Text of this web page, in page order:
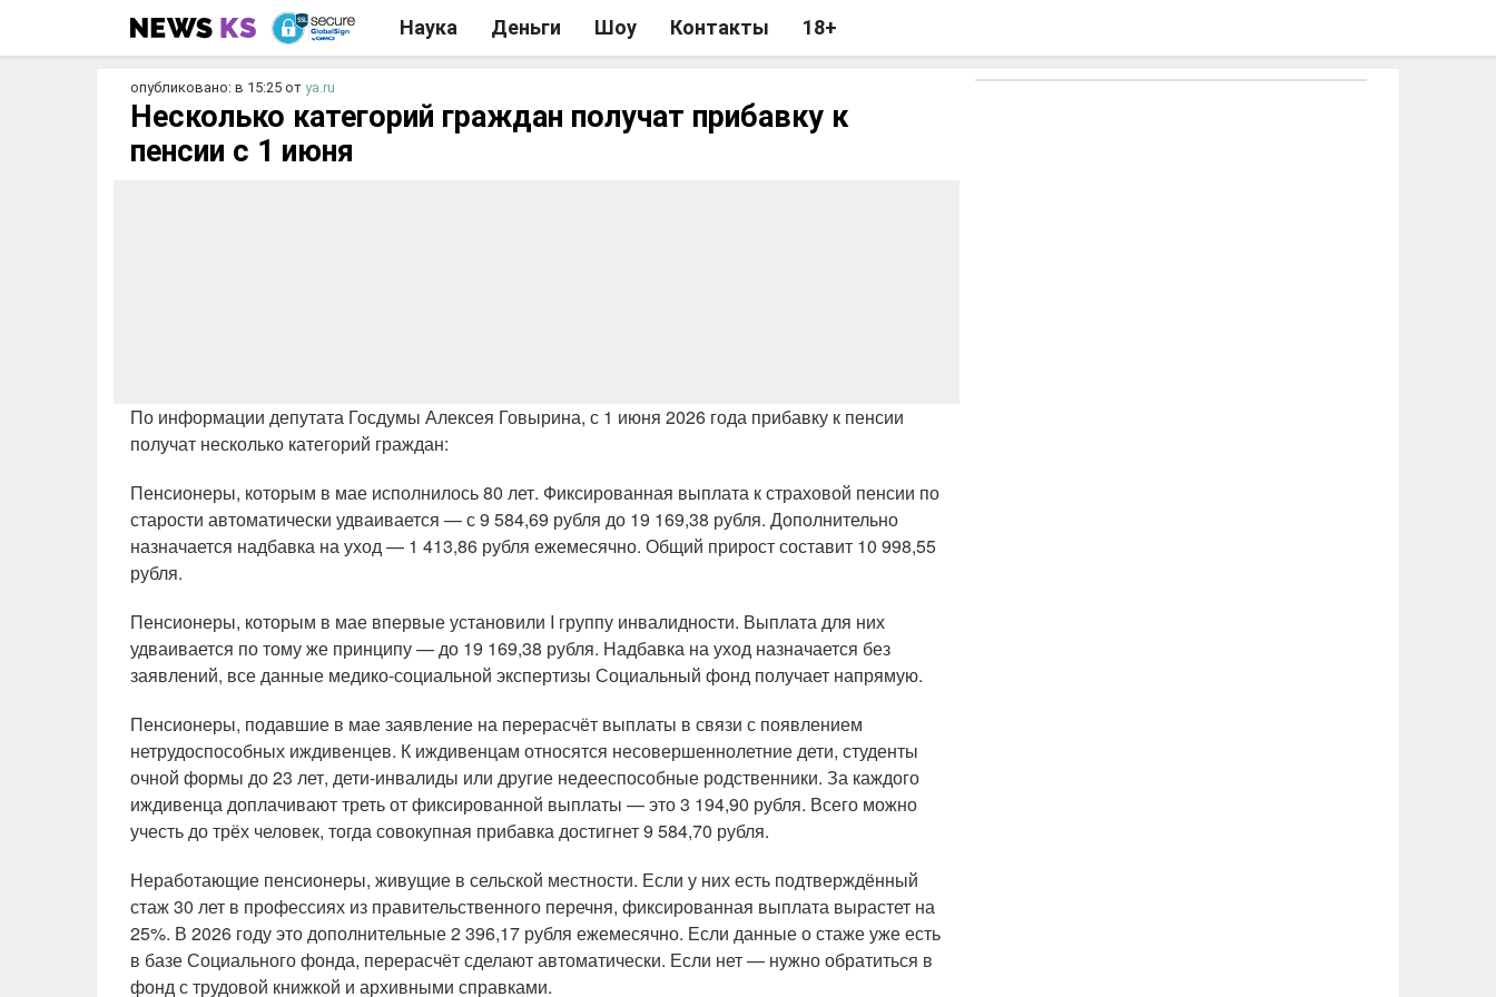
Наука Деньги Шоу Контакты 18+
опубликовано: в 15:25 от ya.ru
Несколько категорий граждан получат прибавку к
пенсии с 1 июня
По информации депутата Госдумы Алексея Говырина, с 1 июня 2026 года прибавку к пенсии
получат несколько категорий граждан:
Пенсионеры, которым в мае исполнилось 80 лет. Фиксированная выплата к страховой пенсии по
старости автоматически удваивается — с 9 584,69 рубля до 19 169,38 рубля. Дополнительно
назначается надбавка на уход — 1 413,86 рубля ежемесячно. Общий прирост составит 10 998,55
рубля.
Пенсионеры, которым в мае впервые установили I группу инвалидности. Выплата для них
удваивается по тому же принципу — до 19 169,38 рубля. Надбавка на уход назначается без
заявлений, все данные медико-социальной экспертизы Социальный фонд получает напрямую.
Пенсионеры, подавшие в мае заявление на перерасчёт выплаты в связи с появлением
нетрудоспособных иждивенцев. К иждивенцам относятся несовершеннолетние дети, студенты
очной формы до 23 лет, дети-инвалиды или другие недееспособные родственники. За каждого
иждивенца доплачивают треть от фиксированной выплаты — это 3 194,90 рубля. Всего можно
учесть до трёх человек, тогда совокупная прибавка достигнет 9 584,70 рубля.
Неработающие пенсионеры, живущие в сельской местности. Если у них есть подтверждённый
стаж 30 лет в профессиях из правительственного перечня, фиксированная выплата вырастет на
25%. В 2026 году это дополнительные 2 396,17 рубля ежемесячно. Если данные о стаже уже есть
в базе Социального фонда, перерасчёт сделают автоматически. Если нет — нужно обратиться в
фонд с трудовой книжкой и архивными справками.